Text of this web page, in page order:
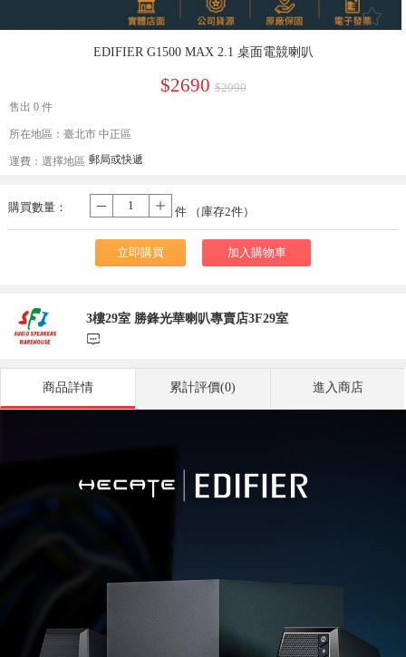
󰄔
EDIFIER G1500 MAX 2.1 桌面電競喇叭
$2690 $2990
售出 0 件
所在地區：臺北市 中正區
運費： 選擇地區 郵局或快遞
購買數量：
- 件 （庫存2件）
立即購買 加入購物車
3樓29室 勝鋒光華喇叭專賣店3F29室
󰃨
商品詳情 累計評價(0) 進入商店